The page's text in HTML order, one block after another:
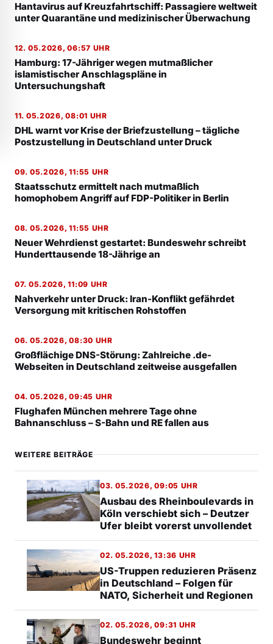
Hantavirus auf Kreuzfahrtschiff: Passagiere weltweit
unter Quarantäne und medizinischer Überwachung
12. 05.2026, 06:57 UHR
Hamburg: 17-Jähriger wegen mutmaßlicher
islamistischer Anschlagspläne in
Untersuchungshaft
11. 05.2026, 08:01 UHR
DHL warnt vor Krise der Briefzustellung – tägliche
Postzustellung in Deutschland unter Druck
09. 05.2026, 11:55 UHR
Staatsschutz ermittelt nach mutmaßlich
homophobem Angriff auf FDP-Politiker in Berlin
08. 05.2026, 11:55 UHR
Neuer Wehrdienst gestartet: Bundeswehr schreibt
Hunderttausende 18-Jährige an
07. 05.2026, 11:09 UHR
Nahverkehr unter Druck: Iran-Konflikt gefährdet
Versorgung mit kritischen Rohstoffen
06. 05.2026, 08:30 UHR
Großflächige DNS-Störung: Zahlreiche .de-
Webseiten in Deutschland zeitweise ausgefallen
04. 05.2026, 09:45 UHR
Flughafen München mehrere Tage ohne
Bahnanschluss – S-Bahn und RE fallen aus
WEITERE BEITRÄGE
03. 05.2026, 09:05 UHR
Ausbau des Rheinboulevards in
Köln verschiebt sich – Deutzer
Ufer bleibt vorerst unvollendet
02. 05.2026, 13:36 UHR
US-Truppen reduzieren Präsenz
in Deutschland – Folgen für
NATO, Sicherheit und Regionen
02. 05.2026, 09:31 UHR
Bundeswehr beginnt